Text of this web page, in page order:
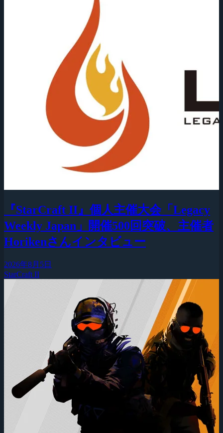
『StarCraft II』個人主催大会「Legacy
Weekly Japan」開催500回突破、主催者
Horikenさんインタビュー
2026年8月5日
StarCraft II